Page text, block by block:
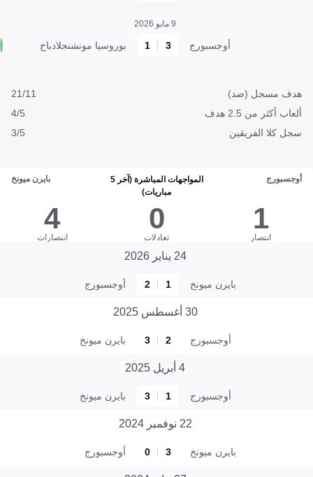
9 مايو 2026
أوجسبورج 3
1 بوروسيا مونشنجلادباخ
هدف مسجل (ضد)
21/11
ألعاب أكثر من 2.5 هدف
4/5
سجل كلا الفريقين
3/5
أوجسبورج
المواجهات المباشرة (آخر 5
مباريات)
بايرن ميونخ
1
انتصار
0
تعادلات
4
انتصارات
24 يناير 2026
بايرن ميونخ 1
2 أوجسبورج
30 أغسطس 2025
أوجسبورج 2
3 بايرن ميونخ
4 أبريل 2025
أوجسبورج 1
3 بايرن ميونخ
22 نوفمبر 2024
بايرن ميونخ 3
0 أوجسبورج